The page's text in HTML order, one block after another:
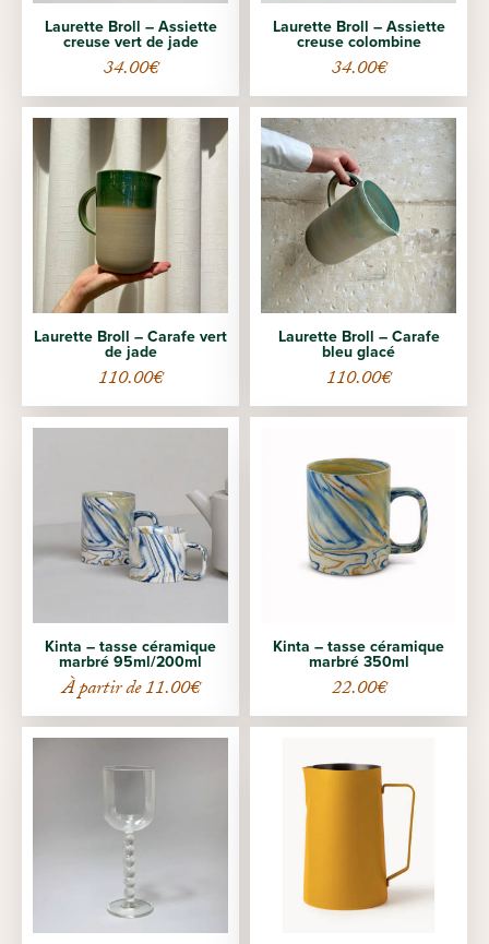
Laurette Broll – Assiette
creuse vert de jade
34.00€
Laurette Broll – Assiette
creuse colombine
34.00€
Laurette Broll – Carafe vert
de jade
110.00€
Laurette Broll – Carafe
bleu glacé
110.00€
Kinta – tasse céramique
marbré 95ml/200ml
À partir de11.00€
Kinta – tasse céramique
marbré 350ml
22.00€